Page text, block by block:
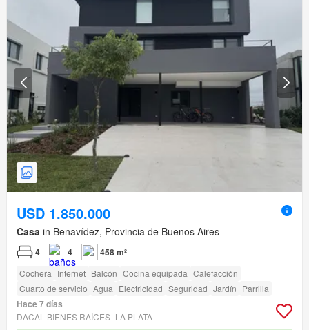
USD 1.850.000
Casa in Benavídez, Provincia de Buenos Aires
4 4 458 m²
Cochera Internet Balcón Cocina equipada Calefacción
Cuarto de servicio Agua Electricidad Seguridad Jardín Parrilla
Hace 7 días
DACAL BIENES RAÍCES- LA PLATA